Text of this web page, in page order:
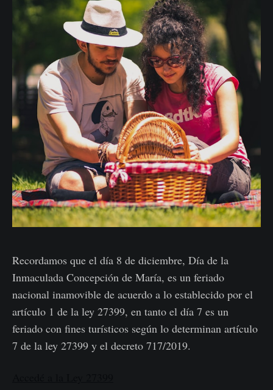
Recordamos que el día 8 de diciembre, Día de la
Inmaculada Concepción de María, es un feriado
nacional inamovible de acuerdo a lo establecido por el
artículo 1 de la ley 27399, en tanto el día 7 es un
feriado con fines turísticos según lo determinan artículo
7 de la ley 27399 y el decreto 717/2019.